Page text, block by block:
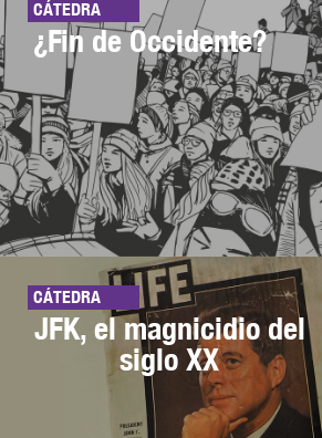
CÁTEDRA
¿Fin de Occidente?
CÁTEDRA
JFK, el magnicidio del
siglo XX